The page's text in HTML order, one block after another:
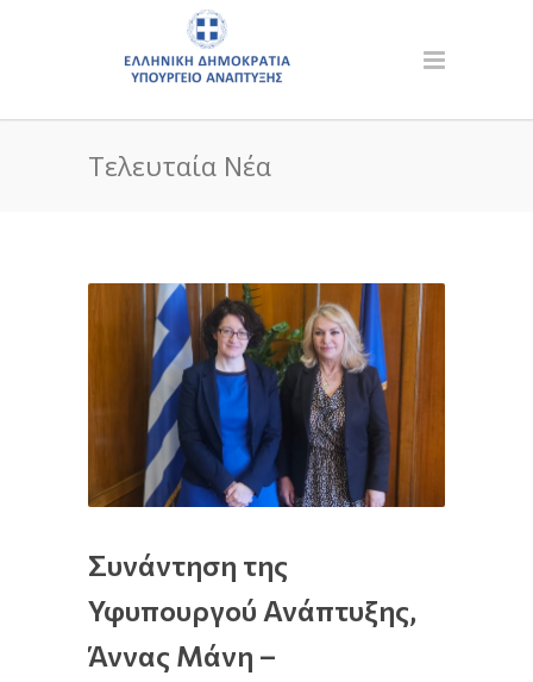
Τελευταία Νέα
Συνάντηση της
Υφυπουργού Ανάπτυξης,
Άννας Μάνη –